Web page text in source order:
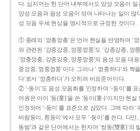
다. 심지어는 한 단어 내부에서도 양성 모음이
양성 모음과 음성 모음이 섞여 나타나는 일이 많
성 모음 우세 현상을 명시적으로 규정한 것이다.
① 종래의 ‘깡총깡총’은 언어 현실을 반영하여 ‘깡
와 관련된 ‘강중강중, 깡쭝깡쭝’도 ‘강종강종, 깡
‘깡충깡충, 강중강중, 깡쭝깡쭝’의 음성 모음 대
중겅중, 껑쭝껑쭝’이다. 그러나 ‘ 껑충하다’와 짝
다’로서 ‘깡충하다’가 오히려 비표준어이다.
② ‘-동이’도 음성 모음화를 인정하여 ‘-둥이’를 표
어원은 아이 ‘동(童)’을 쓴 ‘동이(童-)’이지만 현
인정되어 ‘-둥이’를 표준으로 삼았다. 그에 따라
바람둥이, 흰둥이’에서 모두 ‘-둥이’를 쓴다. 다만,
동밤’과 같은 단어에서는 한자어 ‘쌍동(雙童)’의